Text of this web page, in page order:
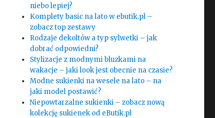
niebo lepiej?
Komplety basic na lato w ebutik.pl –
zobacz top zestawy
Rodzaje dekoltów a typ sylwetki – jak
dobrać odpowiedni?
Stylizacje z modnymi bluzkami na
wakacje – jaki look jest obecnie na czasie?
Modne sukienki na wesele na lato – na
jaki model postawić?
Niepowtarzalne sukienki – zobacz nową
kolekcję sukienek od eButik.pl